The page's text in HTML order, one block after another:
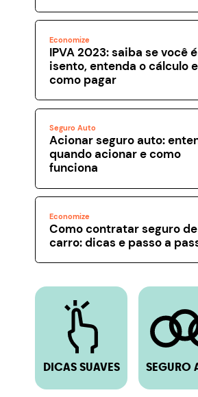
Economize
IPVA 2023: saiba se você é
isento, entenda o cálculo e
como pagar
Seguro Auto
Acionar seguro auto:
quando acionar e como
funciona
Economize
Como contratar seguro de
carro: dicas e passo a
DICAS SUAVES SEGURO